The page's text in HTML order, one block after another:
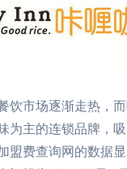
饮市场逐渐走热，
为主的连锁品牌，
盟费查询网的数据